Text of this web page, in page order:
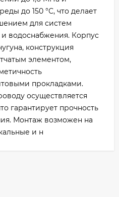
до 150 °С, что делает
для систем
водоснабжения. Корпус
конструкция
элементом,
прокладками.
осуществляется
гарантирует прочность
Монтаж возможен на
и н